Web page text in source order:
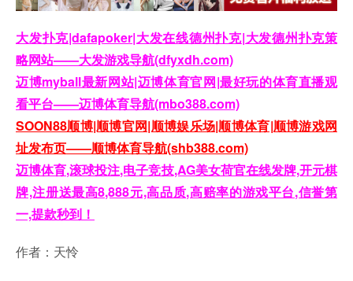
大发扑克|dafapoker|大发在线德州扑克|大发德州扑克策
略网站——大发游戏导航(dfyxdh.com)
迈博myball最新网站|迈博体育官网|最好玩的体育直播观
看平台——迈博体育导航(mbo388.com)
SOON88顺博|顺博官网|顺博娱乐场|顺博体育|顺博游戏网
址发布页——顺博体育导航(shb388.com)
迈博体育,滚球投注,电子竞技,AG美女荷官在线发牌,开元棋
牌,注册送最高8,888元,高品质,高赔率的游戏平台,信誉第
一,提款秒到！
作者：天怜